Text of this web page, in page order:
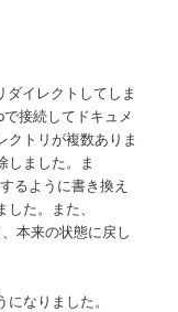
イレクトしてしま
接続してドキュメ
クトリが複数ありま
しました。ま
るように書き換え
た。また、
本来の状態に戻し
なりました。